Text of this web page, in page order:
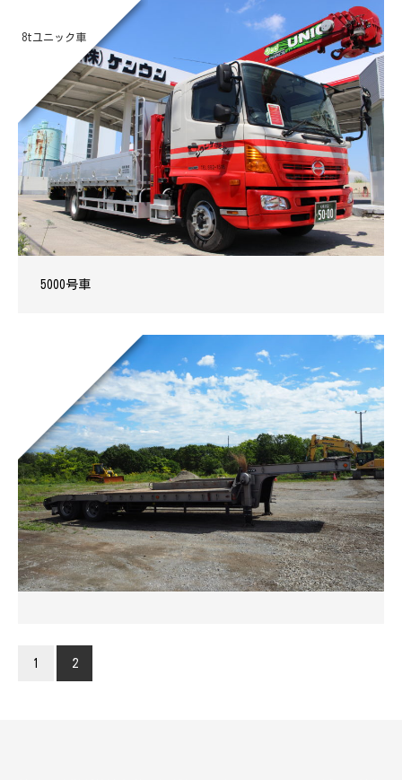
8tユニック車
5000号車
1 2